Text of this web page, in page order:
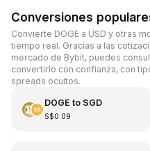
Conversiones
Convierte DOGE a USD y otras
tiempo real. Gracias a las
mercado de Bybit, puedes
convertirlo con confianza, con
spreads ocultos.
DOGE to SGD
S$0.09